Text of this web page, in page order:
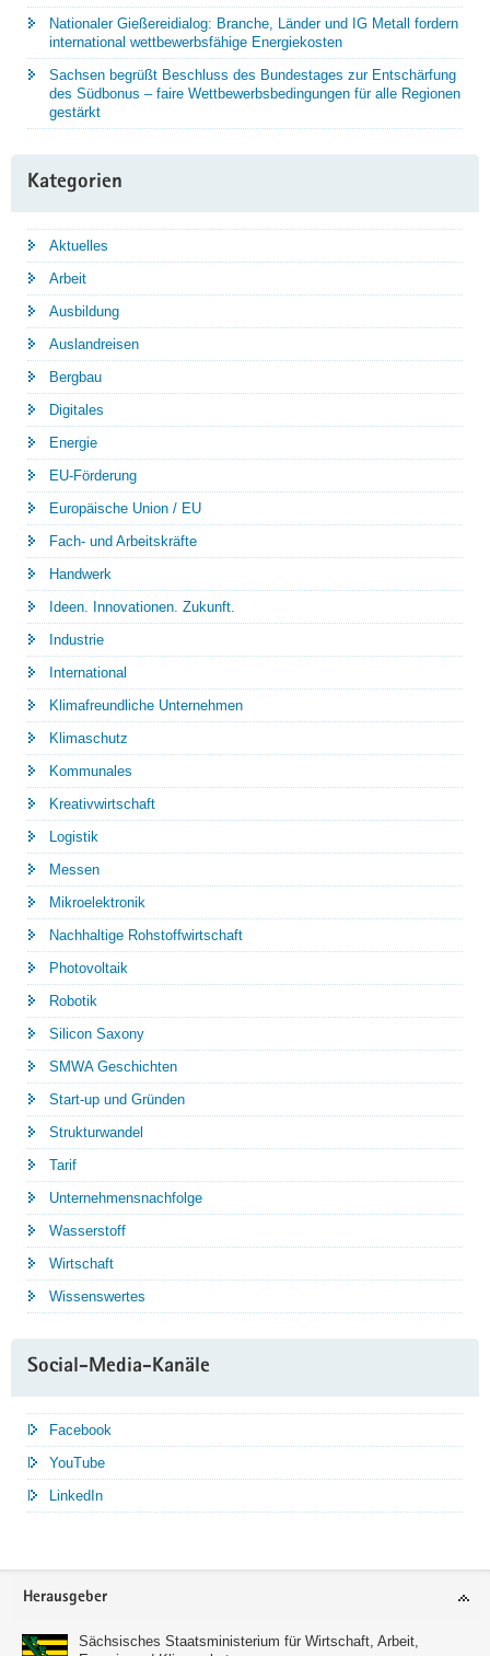
Nationaler Gießereidialog: Branche, Länder und IG Metall fordern
international wettbewerbsfähige Energiekosten
Sachsen begrüßt Beschluss des Bundestages zur Entschärfung
des Südbonus – faire Wettbewerbsbedingungen für alle Regionen
gestärkt
Kategorien
Aktuelles
Arbeit
Ausbildung
Auslandreisen
Bergbau
Digitales
Energie
EU-Förderung
Europäische Union / EU
Fach- und Arbeitskräfte
Handwerk
Ideen. Innovationen. Zukunft.
Industrie
International
Klimafreundliche Unternehmen
Klimaschutz
Kommunales
Kreativwirtschaft
Logistik
Messen
Mikroelektronik
Nachhaltige Rohstoffwirtschaft
Photovoltaik
Robotik
Silicon Saxony
SMWA Geschichten
Start-up und Gründen
Strukturwandel
Tarif
Unternehmensnachfolge
Wasserstoff
Wirtschaft
Wissenswertes
Social-Media-Kanäle
Facebook
YouTube
LinkedIn
Service
Herausgeber
Sächsisches Staatsministerium für Wirtschaft, Arbeit,